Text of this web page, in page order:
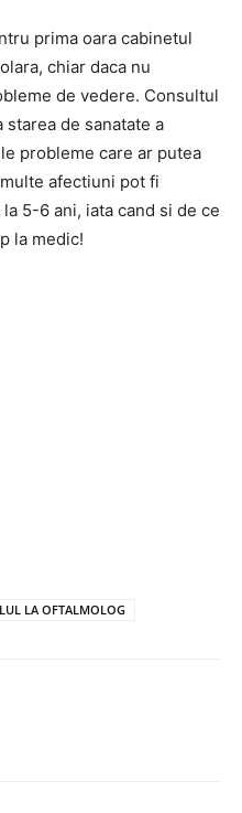
prima oara cabinetul
chiar daca nu
de vedere. Consultul
de sanatate a
probleme care ar putea
afectiuni pot fi
5-6 ani, iata cand si de ce
la medic!
LA OFTALMOLOG